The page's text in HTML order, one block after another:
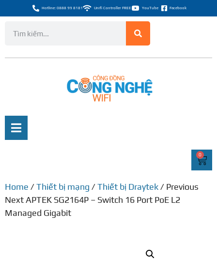
Hotline: 0888 99 8181 Unifi Controller FREE YouTube Facebook
0
Home /Thiết bị mạng /Thiết bị Draytek/ Previous
Next APTEK SG2164P – Switch 16 Port PoE L2
Managed Gigabit